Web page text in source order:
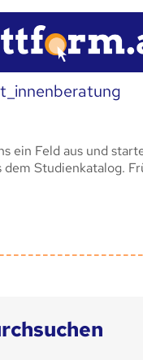
ein Feld aus und
dem Studienkatalog.